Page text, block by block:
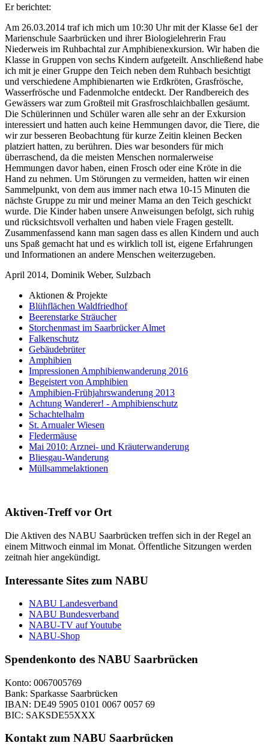
Er berichtet:
Am 26.03.2014 traf ich mich um 10:30 Uhr mit der Klasse 6e1 der
Marienschule Saarbrücken und ihrer Biologielehrerin Frau
Niederweis im Ruhbachtal zur Amphibienexkursion. Wir haben die
Klasse in Gruppen von sechs Kindern aufgeteilt. Anschließend habe
ich mit je einer Gruppe den Teich neben dem Ruhbach besichtigt
und verschiedene Amphibienarten wie Erdkröten, Grasfrösche,
Wasserfrösche und Fadenmolche entdeckt. Der Randbereich des
Gewässers war zum Großteil mit Grasfroschlaichballen gesäumt.
Die Schülerinnen und Schüler waren alle sehr an der Exkursion
interessiert und hatten auch keine Hemmungen davor, die Tiere, die
wir zur besseren Beobachtung für kurze Zeitin kleinen Becken
platziert hatten, zu berühren. Dies war besonders für mich
überraschend, da die meisten Menschen normalerweise
Hemmungen davor haben, einen Frosch oder eine Kröte in die
Hand zu nehmen. Um Störungen zu vermeiden, hatten wir einen
Sammelpunkt, von dem aus immer nach etwa 10-15 Minuten die
nächste Gruppe zu mir und meiner Mama an den Teich geschickt
wurde. Die Kinder haben unsere Anweisungen befolgt, sich ruhig
und rücksichtsvoll verhalten und haben viele Fragen gestellt.
Zusammenfassend kann man sagen dass es allen Kindern und auch
uns Spaß gemacht hat und es wirklich toll ist, eigene Erfahrungen
und Informationen an andere Menschen weiterzugeben.
April 2014, Dominik Weber, Sulzbach
Aktionen & Projekte
Blühflächen Waldfriedhof
Beerenstarke Sträucher
Storchenmast im Saarbrücker Almet
Falkenschutz
Gebäudebrüter
Amphibien
Impressionen Amphibienwanderung 2016
Begeistert von Amphibien
Amphibien-Frühjahrswanderung 2013
Achtung Wanderer! - Amphibienschutz
Schachtelhalm
St. Arnualer Wiesen
Fledermäuse
Mai 2010: Arznei- und Kräuterwanderung
Bliesgau-Wanderung
Müllsammelaktionen
Aktiven-Treff vor Ort
Die Aktiven des NABU Saarbrücken treffen sich in der Regel an
einem Mittwoch einmal im Monat. Öffentliche Sitzungen werden
zeitnah hier angekündigt.
Interessante Sites zum NABU
NABU Landesverband
NABU Bundesverband
NABU-TV auf Youtube
NABU-Shop
Spendenkonto des NABU Saarbrücken
Konto: 0067005769
Bank: Sparkasse Saarbrücken
IBAN: DE49 5905 0101 0067 0057 69
BIC: SAKSDE55XXX
Kontakt zum NABU Saarbrücken